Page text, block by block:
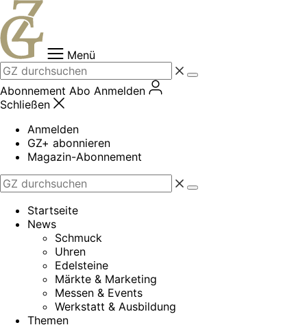
Zum
Inhalt
springen
Menü
Abonnement Abo Anmelden
Schließen
Anmelden
GZ+ abonnieren
Magazin-Abonnement
Startseite
News
Schmuck
Uhren
Edelsteine
Märkte & Marketing
Messen & Events
Werkstatt & Ausbildung
Themen